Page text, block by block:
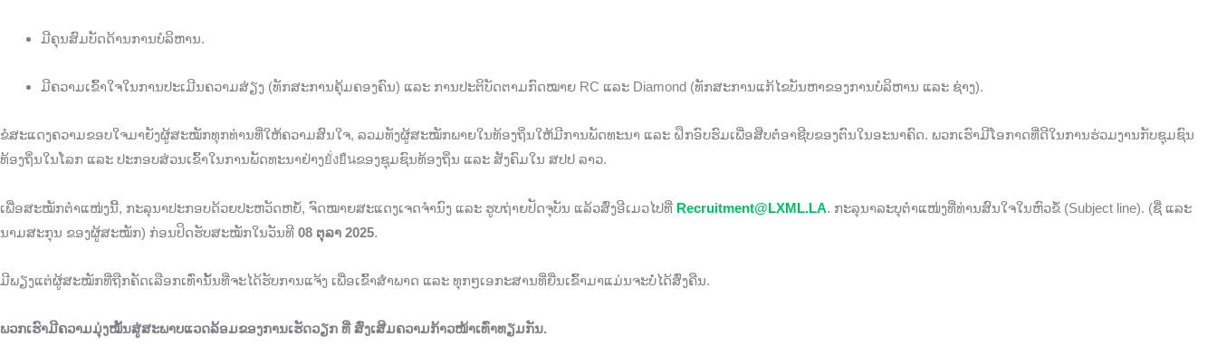
ມີຄຸນສົມບັດດ້ານການບໍລິຫານ.
ມີຄວາມເຂົ້າໃຈໃນການປະເມີນຄວາມສ່ຽງ (ທັກສະການຄຸ້ມຄອງຄົນ) ແລະ ການປະຕິບັດຕາມກົດໝາຍ RC ແລະ Diamond (ທັກສະການແກ້ໄຂບັນຫາຂອງການບໍລິຫານ ແລະ ຊ່າງ).
ຂໍສະແດງຄວາມຂອບໃຈມາຍັງຜູ້ສະໝັກທຸກທ່ານທີ່ໃຫ້ຄວາມສົນໃຈ, ລວມທັງຜູ້ສະໝັກພາຍໃນທ້ອງຖິ່ນໃຫ້ມີການພັດທະນາ ແລະ ຝຶກອົບຮົມເພື່ອສືບຕໍ່ອາຊີບຂອງຕົນໃນອະນາຄົດ. ພວກເຮົາມີໂອກາດທີ່ດີໃນການຮ່ວມງານກັບຊຸມຊົນ
ທ້ອງຖິ່ນໃນໂລກ ແລະ ປະກອບສ່ວນເຂົ້າໃນການພັດທະນາຢ່າງยั่งยืนຂອງຊຸມຊົນທ້ອງຖິ່ນ ແລະ ສັງຄົມໃນ ສປປ ລາວ.
ເພື່ອສະໝັກຕຳແໜ່ງນີ້, ກະລຸນາປະກອບດ້ວຍປະຫວັດຫຍໍ້, ຈົດໝາຍສະແດງເຈດຈຳນົງ ແລະ ຮູບຖ່າຍປັດຈຸບັນ ແລ້ວສົ່ງອີເມວໄປທີ່ Recruitment@LXML.LA. ກະລຸນາລະບຸຕຳແໜ່ງທີ່ທ່ານສົນໃຈໃນຫົວຂໍ້ (Subject line). (ຊື່ ແລະ
ນາມສະກຸນ ຂອງຜູ້ສະໝັກ) ກ່ອນປິດຮັບສະໝັກໃນວັນທີ 08 ຕຸລາ 2025.
ມີພຽງແຕ່ຜູ້ສະໝັກທີ່ຖືກຄັດເລືອກເທົ່ານັ້ນທີ່ຈະໄດ້ຮັບການແຈ້ງ ເພື່ອເຂົ້າສຳພາດ ແລະ ທຸກໆເອກະສານທີ່ຍື່ນເຂົ້າມາແມ່ນຈະບໍ່ໄດ້ສົ່ງຄືນ.
ພວກເຮົາມີຄວາມມຸ່ງໝັ້ນສູ່ສະພາບແວດລ້ອມຂອງການເຮັດວຽກ ທີ່ ສົ່ງເສີມຄວາມກ້າວໜ້າເທົ່າທຽມກັນ.